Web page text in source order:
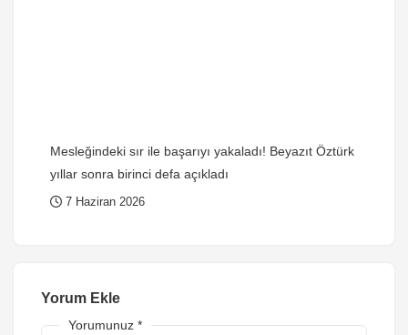
Mesleğindeki sır ile başarıyı yakaladı! Beyazıt Öztürk
yıllar sonra birinci defa açıkladı
7 Haziran 2026
Yorum Ekle
Yorumunuz *